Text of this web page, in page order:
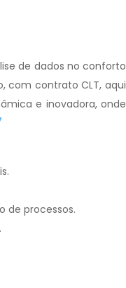
de dados no conforto
com contrato CLT, aqui
e inovadora, onde
de processos.